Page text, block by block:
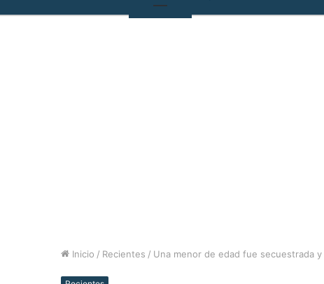
Inicio / Recientes / Una menor de edad fue secuestrada